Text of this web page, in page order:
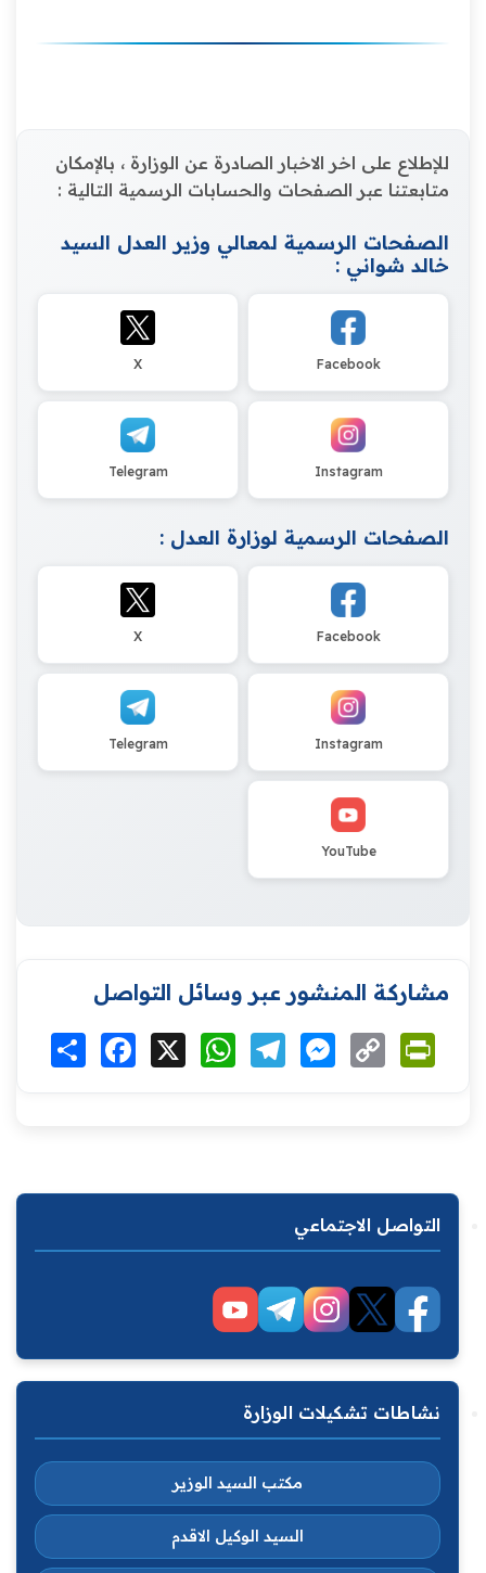
للإطلاع على اخر الاخبار الصادرة عن الوزارة ، بالإمكان
متابعتنا عبر الصفحات والحسابات الرسمية التالية :
الصفحات الرسمية لمعالي وزير العدل السيد
خالد شواني :
Facebook
X
Instagram
Telegram
الصفحات الرسمية لوزارة العدل :
Facebook
X
Instagram
Telegram
YouTube
مشاركة المنشور عبر وسائل التواصل
انشر Facebook WhatsAppTelegramMessenger
Copy
Link
التواصل الاجتماعي
نشاطات تشكيلات الوزارة
مكتب السيد الوزير
السيد الوكيل الاقدم